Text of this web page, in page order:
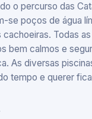
o percurso das
se poços de água
Todas
bem calmos e
As diversas
tempo e querer